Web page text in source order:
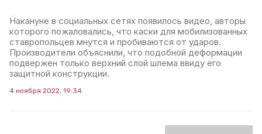
Накануне в социальных сетях появилось видео, авторы
которого пожаловались, что каски для мобилизованных
ставропольцев мнутся и пробиваются от ударов.
Производители объяснили, что подобной деформации
подвержен только верхний слой шлема ввиду его
защитной конструкции.
4 ноября 2022, 19:34